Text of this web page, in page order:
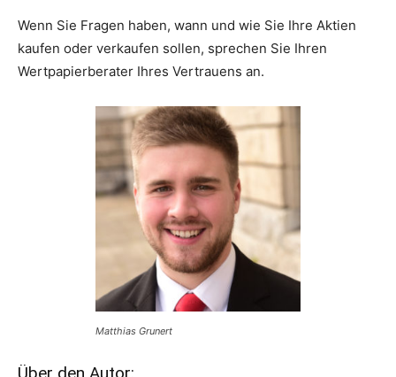
Wenn Sie Fragen haben, wann und wie Sie Ihre Aktien
kaufen oder verkaufen sollen, sprechen Sie Ihren
Wertpapierberater Ihres Vertrauens an.
Matthias Grunert
Über den Autor: